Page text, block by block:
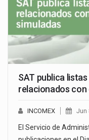
SAT publica
relacionados
INCOMEX Jun
El Servicio de